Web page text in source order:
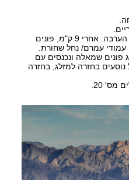
יוצאים מאילת ונוסעים צפונה על כביש הערבה. אחרי 9 ‏ק"מ, פונים
עמודי עמרם/ נחל ‏שחורת.
כשמגיעים למזלג פונים שמאלה ונכנסים עם
נוסעים בחזרה למזלג, בחזרה
מס' 20.‏